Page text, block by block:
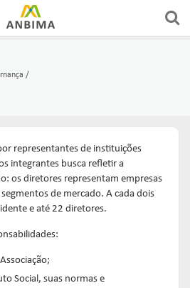
representantes de instituições
integrantes busca refletir a
os diretores representam empresas
de mercado. A cada dois
e até 22 diretores.
Social, suas normas e